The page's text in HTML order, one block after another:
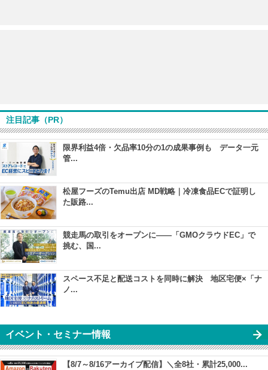
注目記事（PR）
限界利益4倍・欠品率10分の1の成果事例も データ一元
管...
松屋フーズのTemu出店 MD戦略｜冷凍食品ECで証明し
た販路...
競走馬の取引をオープンに――「GMOクラウドEC」で
挑む、国...
スペース不足と配送コストを同時に解決 地区宅便×「ナ
ノ...
イベント・セミナー情報
【8/7～8/16アーカイブ配信】＼全8社・累計25,000...